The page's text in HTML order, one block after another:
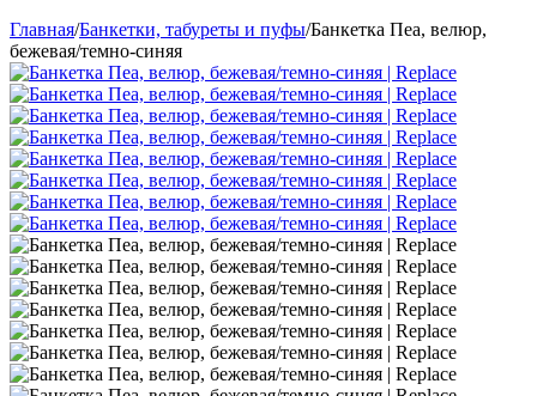
Главная/Банкетки, табуреты и пуфы/Банкетка Пеа, велюр,
бежевая/темно-синяя